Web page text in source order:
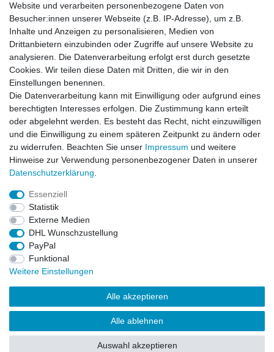
News-Letter abonieren
VORNAME NACHNAME
E-MAIL **
Newsletter
Honig
Hiermit bestätige ich, dass ich dieDaten­schutz­erklärunggelesen habe. Meine
Einwilligung kann ich jederzeit widerrufen.**
Abonnieren
Impressum
Widerrufs­recht
Website und verarbeiten personenbezogene Daten von
Besucher:innen unserer Webseite (z.B. IP-Adresse), um z.B.
Inhalte und Anzeigen zu personalisieren, Medien von
Drittanbietern einzubinden oder Zugriffe auf unsere Website zu
analysieren. Die Datenverarbeitung erfolgt erst durch gesetzte
Cookies. Wir teilen diese Daten mit Dritten, die wir in den
Einstellungen benennen.
Die Datenverarbeitung kann mit Einwilligung oder aufgrund eines
berechtigten Interesses erfolgen. Die Zustimmung kann erteilt
oder abgelehnt werden. Es besteht das Recht, nicht einzuwilligen
und die Einwilligung zu einem späteren Zeitpunkt zu ändern oder
zu widerrufen. Beachten Sie unser Impressum und weitere
Hinweise zur Verwendung personenbezogener Daten in unserer
Daten­schutz­erklärung
Essenziell
Statistik
Externe Medien
DHL Wunschzustellung
PayPal
Funktional
Weitere Einstellungen
Alle akzeptieren
Alle ablehnen
Auswahl akzeptieren
LissyInterMo Modellautos Modellbausätze Vitrinen Modellautos
bekannter Hersteller Autoart Minichamps 1:43 1:18 1:12
Sonderangebote Top-Angebote Neu OVP Modelcars